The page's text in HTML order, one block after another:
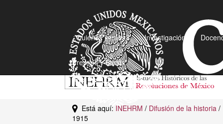
¿Quiénes somos? Investigación
Premios y Becas
Está aquí: INEHRM / Difusión de la historia /
1915